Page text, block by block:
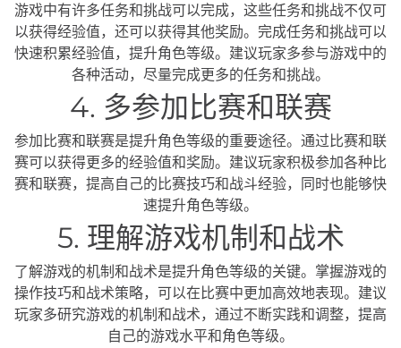
游戏中有许多任务和挑战可以完成，这些任务和挑战不仅可
以获得经验值，还可以获得其他奖励。完成任务和挑战可以
快速积累经验值，提升角色等级。建议玩家多参与游戏中的
各种活动，尽量完成更多的任务和挑战。
4. 多参加比赛和联赛
参加比赛和联赛是提升角色等级的重要途径。通过比赛和联
赛可以获得更多的经验值和奖励。建议玩家积极参加各种比
赛和联赛，提高自己的比赛技巧和战斗经验，同时也能够快
速提升角色等级。
5. 理解游戏机制和战术
了解游戏的机制和战术是提升角色等级的关键。掌握游戏的
操作技巧和战术策略，可以在比赛中更加高效地表现。建议
玩家多研究游戏的机制和战术，通过不断实践和调整，提高
自己的游戏水平和角色等级。